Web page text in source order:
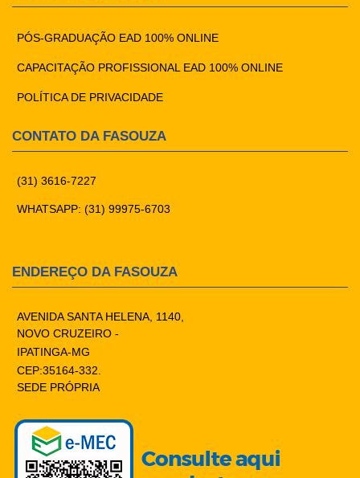
PÓS-GRADUAÇÃO EAD 100% ONLINE
CAPACITAÇÃO PROFISSIONAL EAD 100% ONLINE
POLÍTICA DE PRIVACIDADE
CONTATO DA FASOUZA
(31) 3616-7227
WHATSAPP: (31) 99975-6703
ENDEREÇO DA FASOUZA
AVENIDA SANTA HELENA, 1140,
NOVO CRUZEIRO -
IPATINGA-MG
CEP:35164-332.
SEDE PRÓPRIA